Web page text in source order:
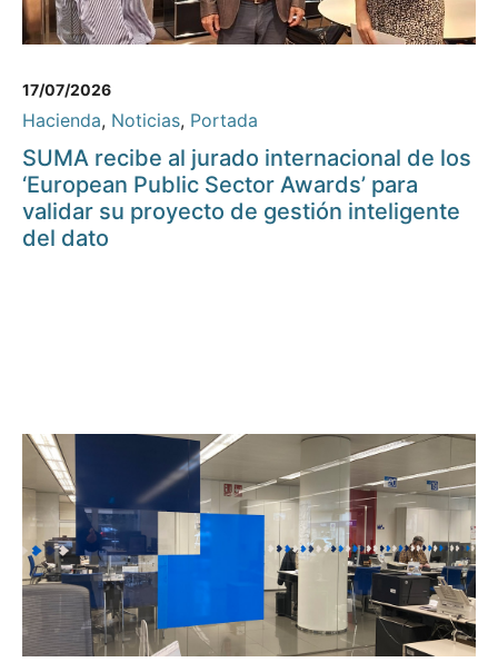
17/07/2026
Hacienda, Noticias, Portada
SUMA recibe al jurado internacional de los
‘European Public Sector Awards’ para
validar su proyecto de gestión inteligente
del dato